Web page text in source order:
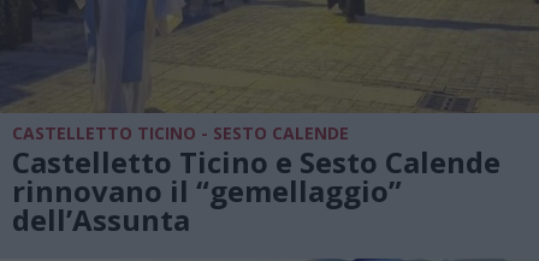
CASTELLETTO TICINO - SESTO CALENDE
Castelletto Ticino e Sesto Calende
rinnovano il “gemellaggio”
dell’Assunta